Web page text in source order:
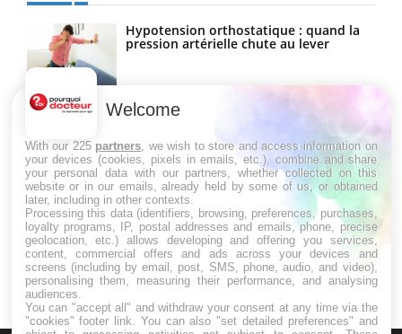
Hypotension orthostatique : quand la
pression artérielle chute au lever
Drépanocytose : une déformation des
globules rouges aux conséquences
Maladie de Charcot (Sclérose latérale
amyotrophique)
Welcome
With our 225 partners , we wish to store and access information on
your devices (cookies, pixels in emails, etc.), combine and share
your personal data with our partners, whether collected on this
website or in our emails, already held by some of us, or obtained
later, including in other contexts.
Processing this data (identifiers, browsing, preferences, purchases,
loyalty programs, IP, postal addresses and emails, phone, precise
geolocation, etc.) allows developing and offering you services,
content, commercial offers and ads across your devices and
screens (including by email, post, SMS, phone, audio, and video),
personalising them, measuring their performance, and analysing
audiences.
You can "accept all" and withdraw your consent at any time via the
"cookies" footer link . You can also "set detailed preferences" and